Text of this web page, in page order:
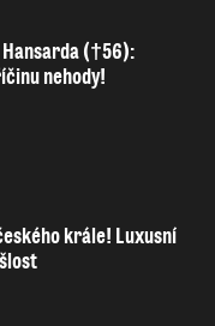
(†56):
nehody!
krále! Luxusní